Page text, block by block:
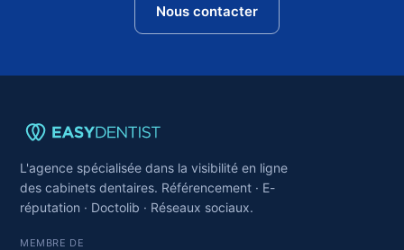
Nous contacter
L'agence spécialisée dans la visibilité en ligne
des cabinets dentaires. Référencement · E-
réputation · Doctolib · Réseaux sociaux.
MEMBRE DE